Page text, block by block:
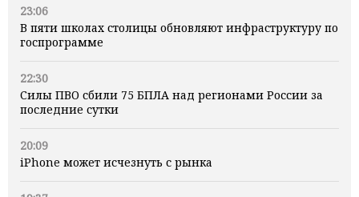
23:06
В пяти школах столицы обновляют инфраструктуру по
госпрограмме
22:30
Силы ПВО сбили 75 БПЛА над регионами России за
последние сутки
20:09
iPhone может исчезнуть с рынка